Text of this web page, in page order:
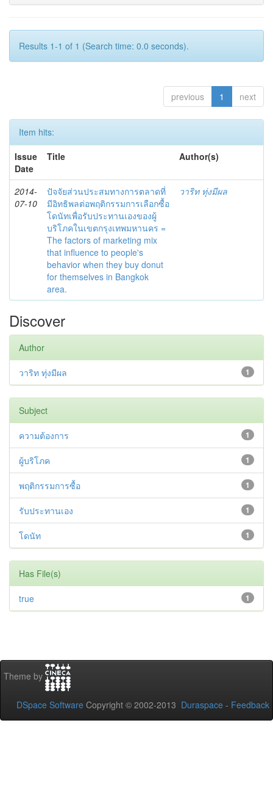
Results 1-1 of 1 (Search time: 0.0 seconds).
previous 1 next
Item hits:
Issue
Date
Title Author(s)
2014-
07-10
ปัจจัยส่วนประสมทางการตลาดที่
มีอิทธิพลต่อพฤติกรรมการเลือกซื้อ
โดนัทเพื่อรับประทานเองของผู้
บริโภคในเขตกรุงเทพมหานคร =
The factors of marketing mix
that influence to people's
behavior when they buy donut
for themselves in Bangkok
area.
วาริท ทุ่งมีผล
Discover
Author
1
วาริท ทุ่งมีผล
Subject
1
ความต้องการ
1
ผู้บริโภค
1
พฤติกรรมการซื้อ
1
รับประทานเอง
1
โดนัท
Has File(s)
1
true
Theme by
DSpace Software Copyright © 2002-2013 Duraspace - Feedback